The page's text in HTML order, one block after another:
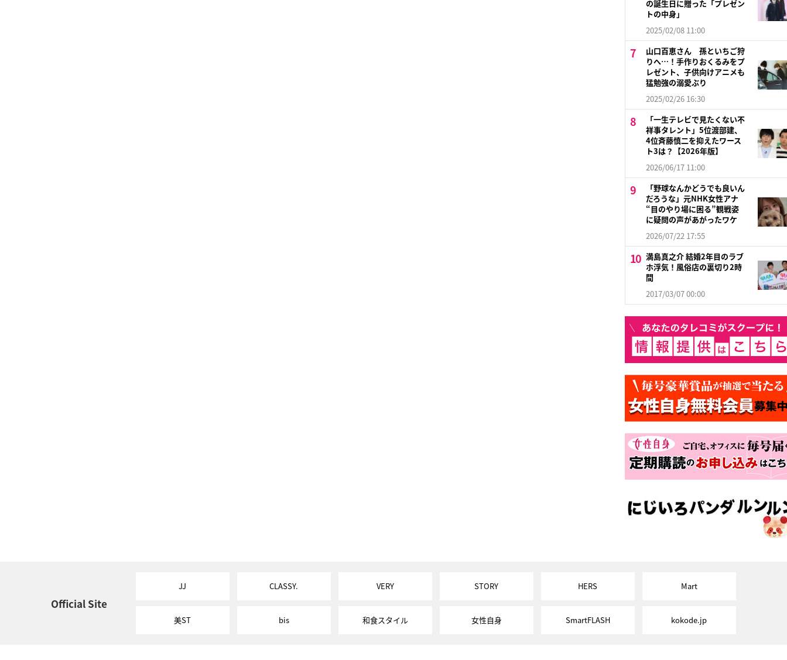
の誕生日に贈った「プレゼン
トの中身」
2025/02/08 11:00
山口百恵さん 孫といちご狩
りへ…！手作りおくるみをプ
レゼント、子供向けアニメも
猛勉強の溺愛ぶり
2025/02/26 16:30
「一生テレビで見たくない不
祥事タレント」5位渡部建、
4位斉藤慎二を抑えたワース
ト3は？【2026年版】
2026/06/17 11:00
「野球なんかどうでも良いん
だろうな」元NHK女性アナ
“目のやり場に困る”観戦姿
に疑問の声があがったワケ
2026/07/22 17:55
満島真之介 結婚2年目のラブ
ホ浮気！風俗店の裏切り2時
間
2017/03/07 00:00
Official Site
JJ CLASSY. VERY STORY HERS Mart
美ST bis 和食スタイル 女性自身 SmartFLASH kokode.jp